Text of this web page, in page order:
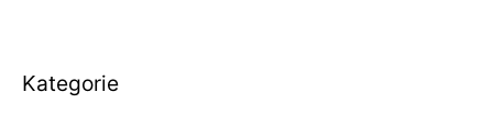
Kategorie